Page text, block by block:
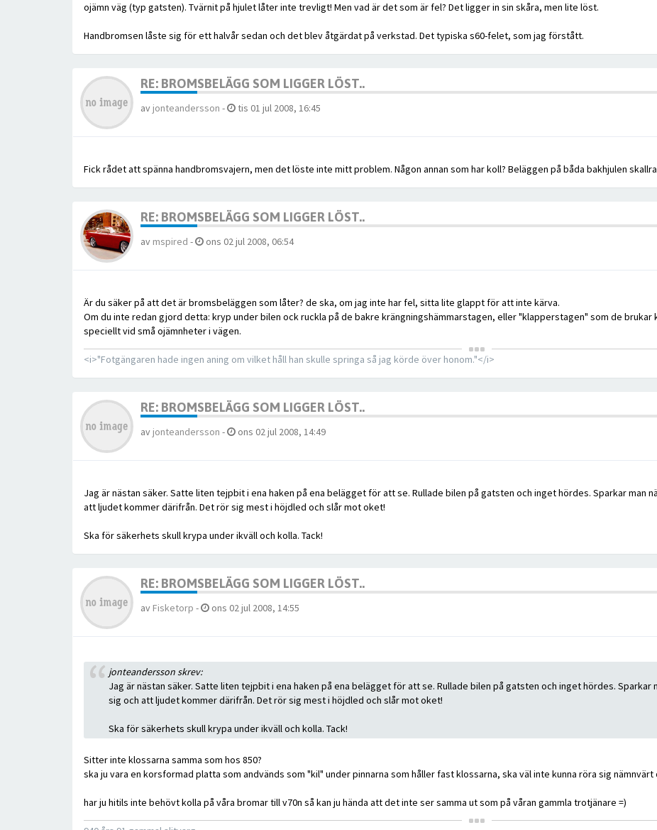
ojämn väg (typ gatsten). Tvärnit på hjulet låter inte trevligt! Men vad är det som är fel? Det ligger in sin skåra, men lite löst.
Handbromsen låste sig för ett halvår sedan och det blev åtgärdat på verkstad. Det typiska s60-felet, som jag förstått.
RE: BROMSBELÄGG SOM LIGGER LÖST..
av jonteandersson - tis 01 jul 2008, 16:45
Fick rådet att spänna handbromsvajern, men det löste inte mitt problem. Någon annan som har koll? Beläggen på båda bakhjulen
RE: BROMSBELÄGG SOM LIGGER LÖST..
av mspired - ons 02 jul 2008, 06:54
Är du säker på att det är bromsbeläggen som låter? de ska, om jag inte har fel, sitta lite glappt för att inte kärva.
Om du inte redan gjord detta: kryp under bilen ock ruckla på de bakre krängningshämmarstagen, eller "klapperstagen" som de
speciellt vid små ojämnheter i vägen.
<i>"Fotgängaren hade ingen aning om vilket håll han skulle springa så jag körde över honom."</i>
RE: BROMSBELÄGG SOM LIGGER LÖST..
av jonteandersson - ons 02 jul 2008, 14:49
Jag är nästan säker. Satte liten tejpbit i ena haken på ena belägget för att se. Rullade bilen på gatsten och inget hördes. Sparkar man
att ljudet kommer därifrån. Det rör sig mest i höjdled och slår mot oket!
Ska för säkerhets skull krypa under ikväll och kolla. Tack!
RE: BROMSBELÄGG SOM LIGGER LÖST..
av Fisketorp - ons 02 jul 2008, 14:55
jonteandersson skrev:
Jag är nästan säker. Satte liten tejpbit i ena haken på ena belägget för att se. Rullade bilen på gatsten och inget hördes.
sig och att ljudet kommer därifrån. Det rör sig mest i höjdled och slår mot oket!
Ska för säkerhets skull krypa under ikväll och kolla. Tack!
Sitter inte klossarna samma som hos 850?
ska ju vara en korsformad platta som andvänds som "kil" under pinnarna som håller fast klossarna, ska väl inte kunna röra sig
har ju hitils inte behövt kolla på våra bromar till v70n så kan ju hända att det inte ser samma ut som på våran gammla trotjänare =)